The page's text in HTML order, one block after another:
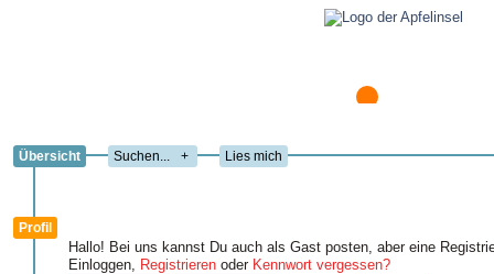
Übersicht + Lies mich
Profil
Hallo! Bei uns kannst Du auch als Gast posten, aber eine
Einloggen, Registrieren oder Kennwort vergessen?